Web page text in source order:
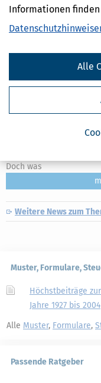
Informationen
Alle
Leitzins erklärt:
11.06.2026, 14:44 Uhr]
die Europäische
Juni steigen alle drei
Doch was
Weitere News zum
Muster, Formulare,
Höchstbeiträge
Jahre 1927 bis 2004
Alle Muster, Formulare,
Passende Ratgeber